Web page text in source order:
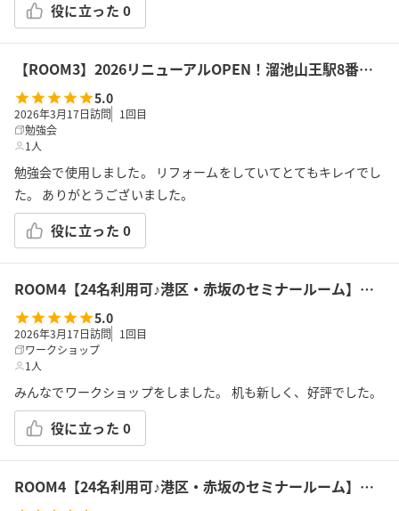
役に立った 0
【ROOM3】2026リニューアルOPEN！溜池山王駅8番出口３分の好立地！！室内完全リノベーション済プロジェクター完備 遮音工事済 最大22人利用できます
5.0
2026年3月17日訪問 1 回目
勉強会
1人
勉強会で使用しました。 リフォームをしていてとてもキレイでし
た。 ありがとうございました。
役に立った 0
ROOM4【24名利用可♪港区・赤坂のセミナールーム】溜池山王駅徒歩３分！設備充実のセミナールーム貸スペースペチャクチャ
5.0
2026年3月17日訪問 1 回目
ワークショップ
1人
みんなでワークショップをしました。 机も新しく、好評でした。
役に立った 0
ROOM4【24名利用可♪港区・赤坂のセミナールーム】溜池山王駅徒歩３分！設備充実のセミナールーム貸スペースペチャクチャ